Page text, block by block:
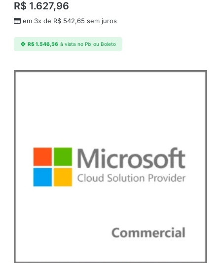
R$ 1.627,96
em 3x de R$ 542,65 sem juros
R$1.546,56 à vista no Pix ou Boleto